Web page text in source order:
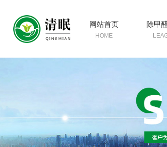
网站首页
HOME
除甲